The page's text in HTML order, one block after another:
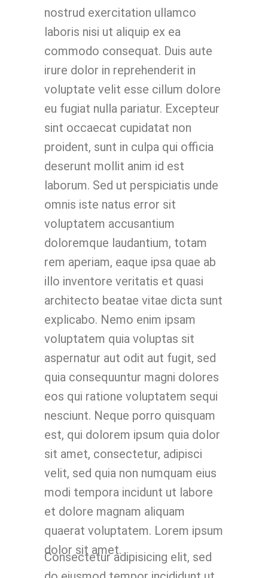
nostrud exercitation ullamco
laboris nisi ut aliquip ex ea
commodo consequat. Duis aute
irure dolor in reprehenderit in
voluptate velit esse cillum dolore
eu fugiat nulla pariatur. Excepteur
sint occaecat cupidatat non
proident, sunt in culpa qui officia
deserunt mollit anim id est
laborum. Sed ut perspiciatis unde
omnis iste natus error sit
voluptatem accusantium
doloremque laudantium, totam
rem aperiam, eaque ipsa quae ab
illo inventore veritatis et quasi
architecto beatae vitae dicta sunt
explicabo. Nemo enim ipsam
voluptatem quia voluptas sit
aspernatur aut odit aut fugit, sed
quia consequuntur magni dolores
eos qui ratione voluptatem sequi
nesciunt. Neque porro quisquam
est, qui dolorem ipsum quia dolor
sit amet, consectetur, adipisci
velit, sed quia non numquam eius
modi tempora incidunt ut labore
et dolore magnam aliquam
quaerat voluptatem. Lorem ipsum
dolor sit amet.
Consectetur adipisicing elit, sed